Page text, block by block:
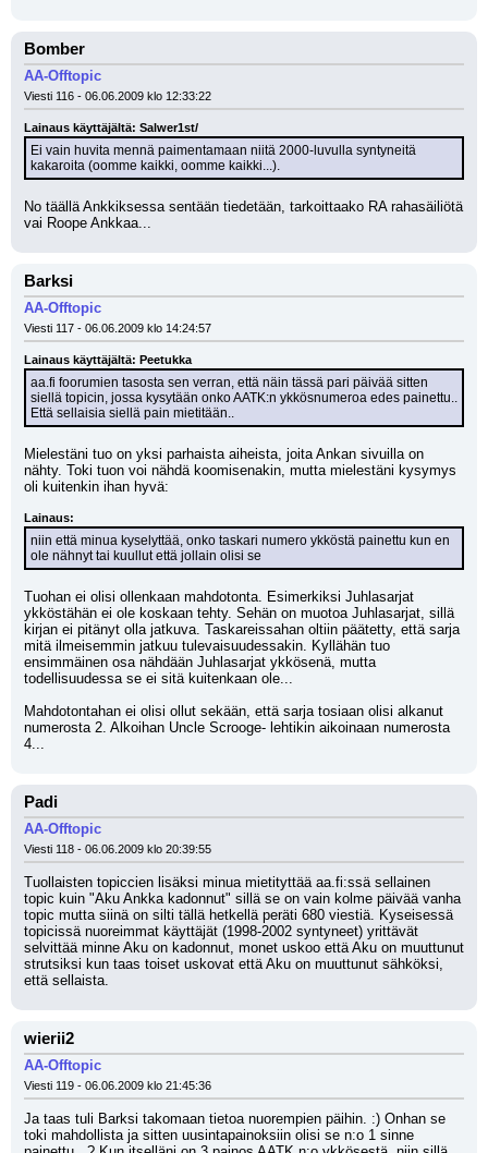
Bomber
AA-Offtopic
Viesti 116 - 06.06.2009 klo 12:33:22
Lainaus käyttäjältä: Salwer1st/
Ei vain huvita mennä paimentamaan niitä 2000-luvulla syntyneitä
kakaroita (oomme kaikki, oomme kaikki...).
No täällä Ankkiksessa sentään tiedetään, tarkoittaako RA rahasäiliötä
vai Roope Ankkaa...
Barksi
AA-Offtopic
Viesti 117 - 06.06.2009 klo 14:24:57
Lainaus käyttäjältä: Peetukka
aa.fi foorumien tasosta sen verran, että näin tässä pari päivää sitten
siellä topicin, jossa kysytään onko AATK:n ykkösnumeroa edes painettu..
Että sellaisia siellä pain mietitään..
Mielestäni tuo on yksi parhaista aiheista, joita Ankan sivuilla on
nähty. Toki tuon voi nähdä koomisenakin, mutta mielestäni kysymys
oli kuitenkin ihan hyvä:
Lainaus:
niin että minua kyselyttää, onko taskari numero ykköstä painettu kun en
ole nähnyt tai kuullut että jollain olisi se
Tuohan ei olisi ollenkaan mahdotonta. Esimerkiksi Juhlasarjat
ykköstähän ei ole koskaan tehty. Sehän on muotoa Juhlasarjat, sillä
kirjan ei pitänyt olla jatkuva. Taskareissahan oltiin päätetty, että sarja
mitä ilmeisemmin jatkuu tulevaisuudessakin. Kyllähän tuo
ensimmäinen osa nähdään Juhlasarjat ykkösenä, mutta
todellisuudessa se ei sitä kuitenkaan ole...
Mahdotontahan ei olisi ollut sekään, että sarja tosiaan olisi alkanut
numerosta 2. Alkoihan Uncle Scrooge- lehtikin aikoinaan numerosta
4...
Padi
AA-Offtopic
Viesti 118 - 06.06.2009 klo 20:39:55
Tuollaisten topiccien lisäksi minua mietityttää aa.fi:ssä sellainen
topic kuin "Aku Ankka kadonnut" sillä se on vain kolme päivää vanha
topic mutta siinä on silti tällä hetkellä peräti 680 viestiä. Kyseisessä
topicissä nuoreimmat käyttäjät (1998-2002 syntyneet) yrittävät
selvittää minne Aku on kadonnut, monet uskoo että Aku on muuttunut
strutsiksi kun taas toiset uskovat että Aku on muuttunut sähköksi,
että sellaista.
wierii2
AA-Offtopic
Viesti 119 - 06.06.2009 klo 21:45:36
Ja taas tuli Barksi takomaan tietoa nuorempien päihin. :) Onhan se
toki mahdollista ja sitten uusintapainoksiin olisi se n:o 1 sinne